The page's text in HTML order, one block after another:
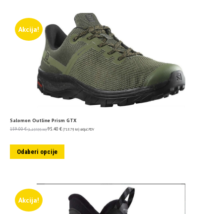
Akcija!
Salomon Outline Prism GTX
159.00€ (1,197.99 kn) 95.40 € (718.79 kn) uključ. PDV
Odaberi opcije
Akcija!